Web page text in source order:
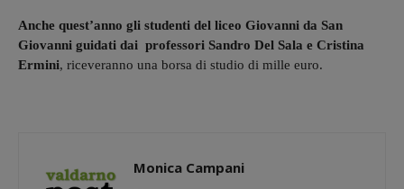
Anche quest’anno gli studenti del liceo Giovanni da San
Giovanni guidati dai professori Sandro Del Sala e Cristina
Ermini, riceveranno una borsa di studio di mille euro.
Monica Campani